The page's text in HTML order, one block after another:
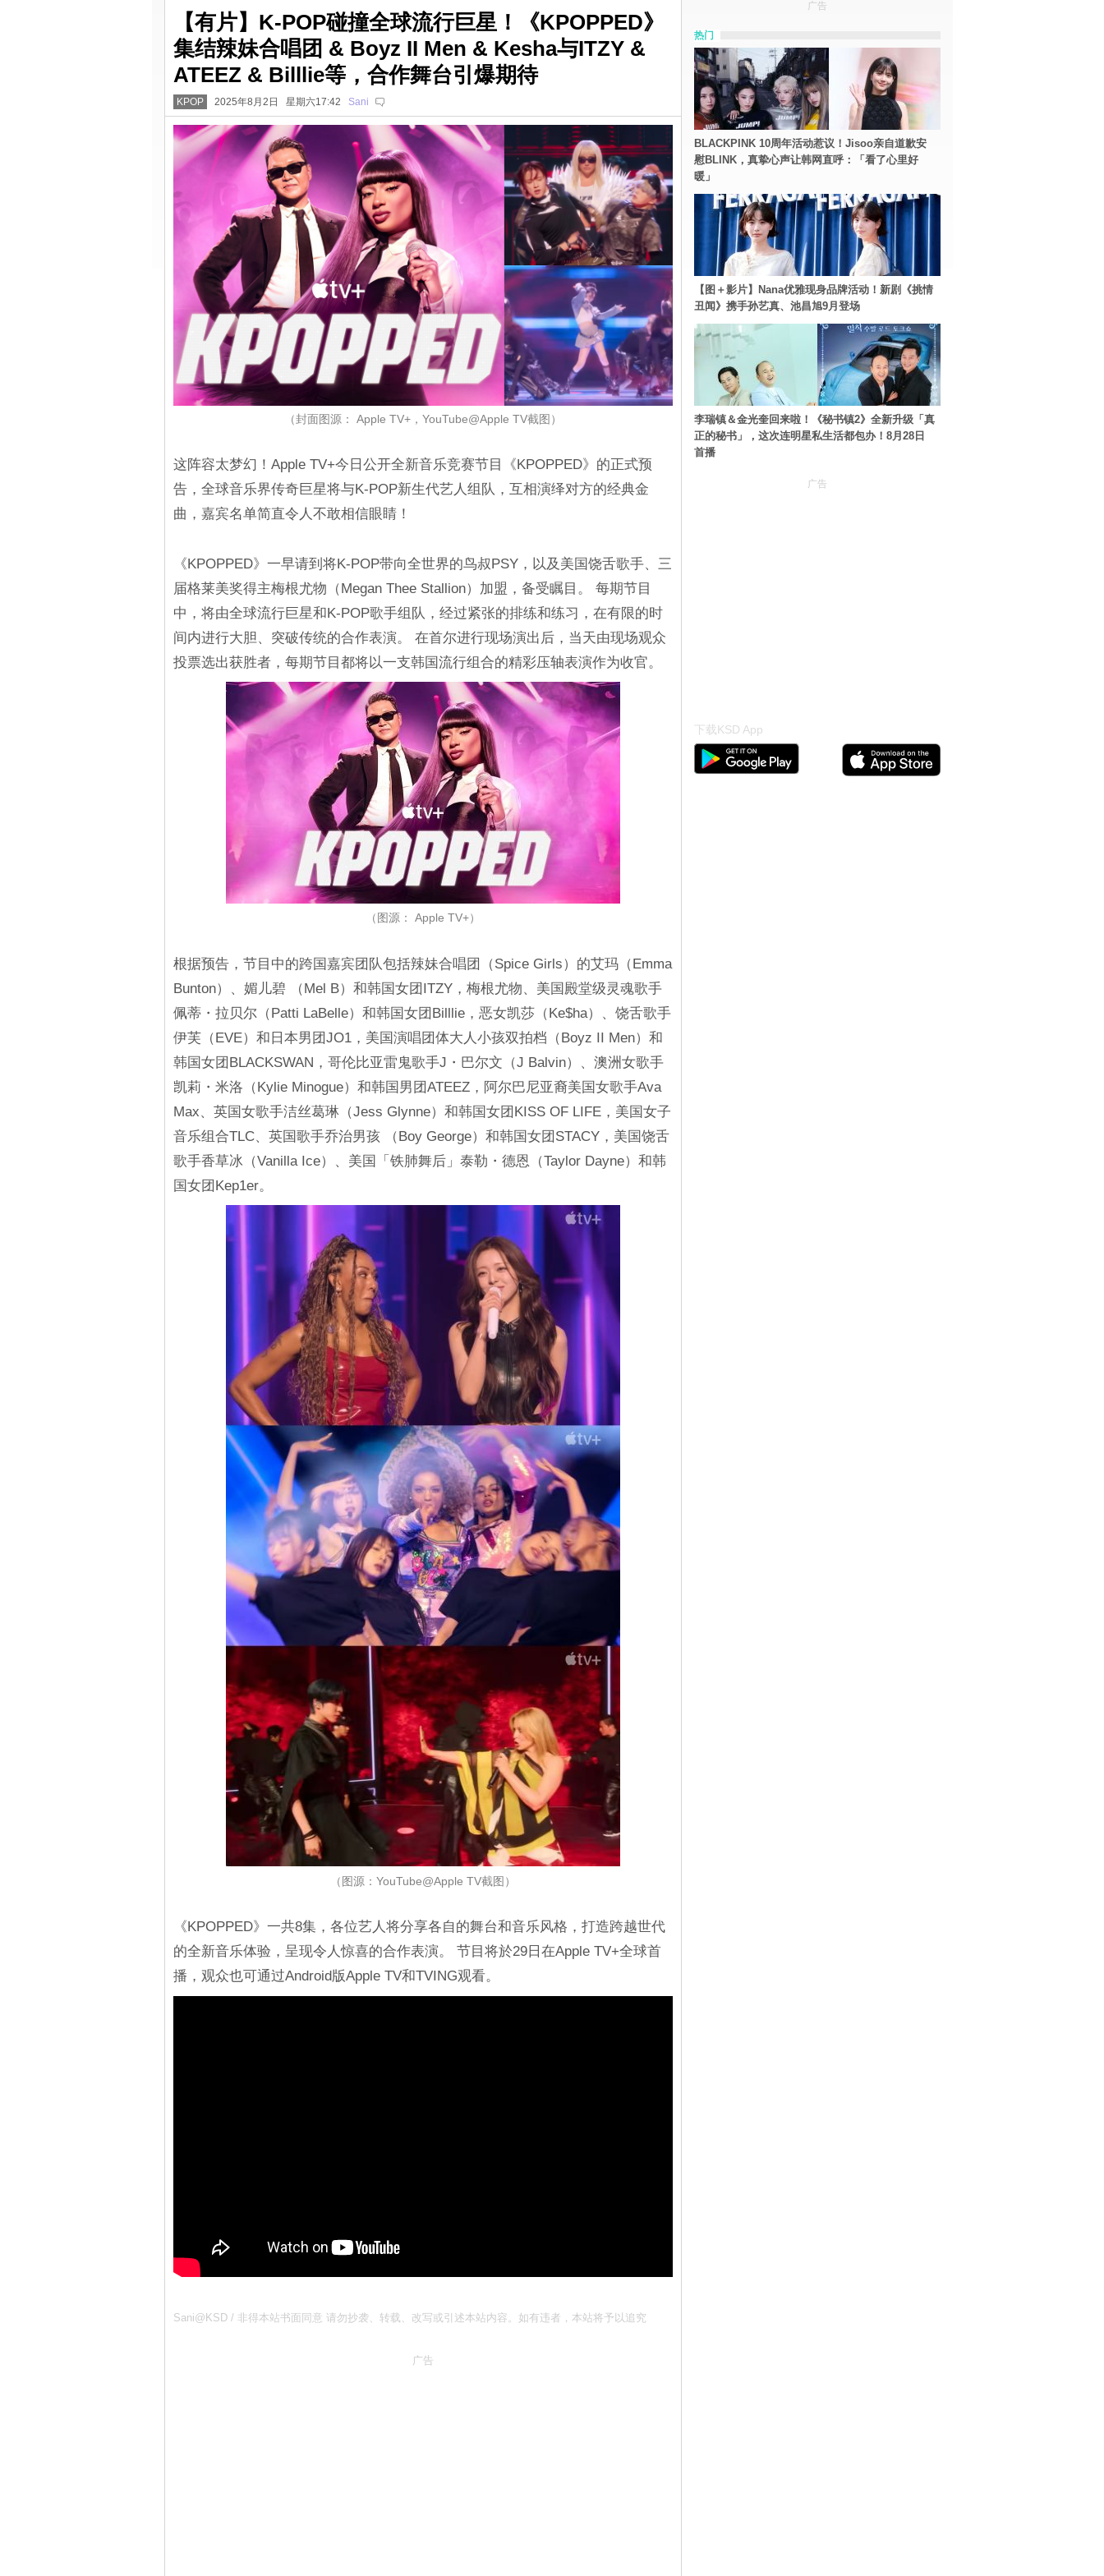
【有片】K-POP碰撞全球流行巨星！《KPOPPED》
集结辣妹合唱团 & Boyz II Men & Kesha与ITZY &
ATEEZ & Billlie等，合作舞台引爆期待
KPOP 2025年8月2日 星期六17:42 Sani
（封面图源： Apple TV+，YouTube@Apple TV截图）
这阵容太梦幻！Apple TV+今日公开全新音乐竞赛节目《KPOPPED》的正式预
告，全球音乐界传奇巨星将与K-POP新生代艺人组队，互相演绎对方的经典金
曲，嘉宾名单简直令人不敢相信眼睛！
《KPOPPED》一早请到将K-POP带向全世界的鸟叔PSY，以及美国饶舌歌手、三
届格莱美奖得主梅根尤物（Megan Thee Stallion）加盟，备受瞩目。 每期节目
中，将由全球流行巨星和K-POP歌手组队，经过紧张的排练和练习，在有限的时
间内进行大胆、突破传统的合作表演。 在首尔进行现场演出后，当天由现场观众
投票选出获胜者，每期节目都将以一支韩国流行组合的精彩压轴表演作为收官。
（图源： Apple TV+）
根据预告，节目中的跨国嘉宾团队包括辣妹合唱团（Spice Girls）的艾玛（Emma
Bunton）、媚儿碧 （Mel B）和韩国女团ITZY，梅根尤物、美国殿堂级灵魂歌手
佩蒂・拉贝尔（Patti LaBelle）和韩国女团Billlie，恶女凯莎（Ke$ha）、饶舌歌手
伊芙（EVE）和日本男团JO1，美国演唱团体大人小孩双拍档（Boyz II Men）和
韩国女团BLACKSWAN，哥伦比亚雷鬼歌手J・巴尔文（J Balvin）、澳洲女歌手
凯莉・米洛（Kylie Minogue）和韩国男团ATEEZ，阿尔巴尼亚裔美国女歌手Ava
Max、英国女歌手洁丝葛琳（Jess Glynne）和韩国女团KISS OF LIFE，美国女子
音乐组合TLC、英国歌手乔治男孩 （Boy George）和韩国女团STACY，美国饶舌
歌手香草冰（Vanilla Ice）、美国「铁肺舞后」泰勒・德恩（Taylor Dayne）和韩
国女团Kep1er。
（图源：YouTube@Apple TV截图）
《KPOPPED》一共8集，各位艺人将分享各自的舞台和音乐风格，打造跨越世代
的全新音乐体验，呈现令人惊喜的合作表演。 节目将於29日在Apple TV+全球首
播，观众也可通过Android版Apple TV和TVING观看。
Sani@KSD / 非得本站书面同意 请勿抄袭、转载、改写或引述本站内容。如有违者，本站将予以追究
广告
广告
热门
BLACKPINK 10周年活动惹议！Jisoo亲自道歉安
慰BLINK，真挚心声让韩网直呼：「看了心里好
暖」
【图＋影片】Nana优雅现身品牌活动！新剧《挑情
丑闻》携手孙艺真、池昌旭9月登场
李瑞镇＆金光奎回来啦！《秘书镇2》全新升级「真
正的秘书」，这次连明星私生活都包办！8月28日
首播
广告
下载KSD App